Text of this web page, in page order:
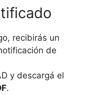
recibirás un
de
y descargá el
.